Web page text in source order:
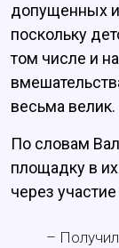
допущенных
поскольку
том числе и
весьма велик.
По словам
площадку в
через
–